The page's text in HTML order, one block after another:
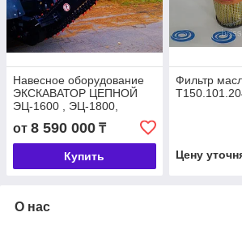
Навесное оборудование
ЭКСКАВАТОР ЦЕПНОЙ
ЭЦ-1600 , ЭЦ-1800,
ЭЦ-2000 (баровая
установка)
от 8 590 000 ₸
Купить
Фильтр
Цену
О нас